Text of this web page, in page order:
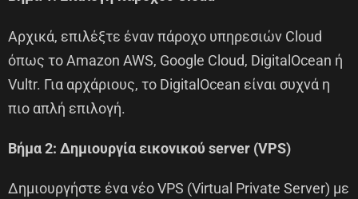
Αρχικά, επιλέξτε έναν πάροχο υπηρεσιών Cloud
όπως το Amazon AWS, Google Cloud, DigitalOcean ή
Vultr. Για αρχάριους, το DigitalOcean είναι συχνά η
πιο απλή επιλογή.
Βήμα 2: Δημιουργία εικονικού server (VPS)
Δημιουργήστε ένα νέο VPS (Virtual Private Server) με